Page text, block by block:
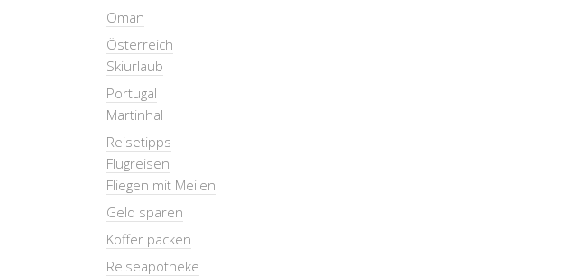
Oman
Österreich
Skiurlaub
Portugal
Martinhal
Reisetipps
Flugreisen
Fliegen mit Meilen
Geld sparen
Koffer packen
Reiseapotheke